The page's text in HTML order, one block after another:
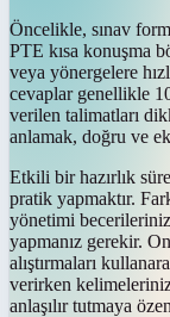
Öncelikle, sınav
PTE kısa konuşma
veya yönergelere
cevaplar genellikle
verilen talimatları
anlamak, doğru ve
Etkili bir hazırlık
pratik yapmaktır.
yönetimi
yapmanız gerekir.
alıştırmaları
verirken
anlaşılır tutmaya